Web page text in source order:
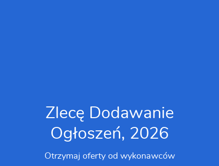
Zlecę Dodawanie
Ogłoszeń, 2026
Otrzymaj oferty od wykonawców